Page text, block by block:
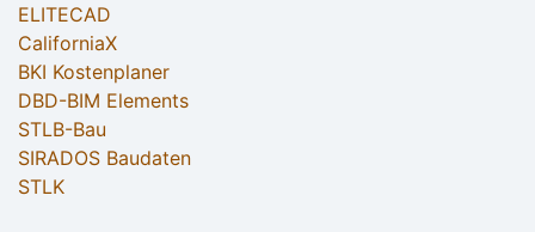
ELITECAD
CaliforniaX
BKI Kostenplaner
DBD-BIM Elements
STLB-Bau
SIRADOS Baudaten
STLK